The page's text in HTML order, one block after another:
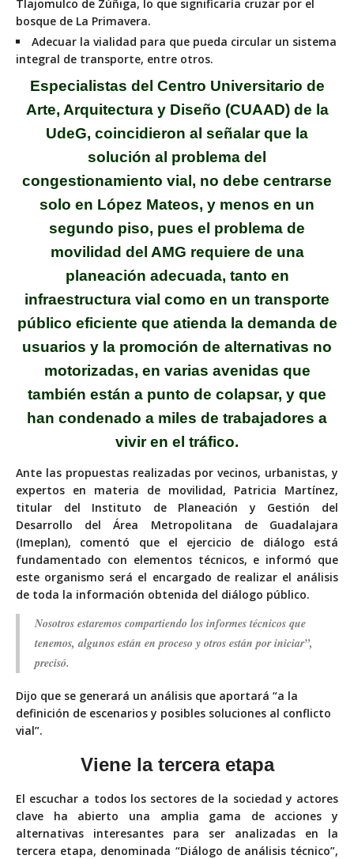
Tlajomulco de Zúñiga, lo que significaría cruzar por el
bosque de La Primavera.
Adecuar la vialidad para que pueda circular un sistema
integral de transporte, entre otros.
Especialistas del Centro Universitario de
Arte, Arquitectura y Diseño (CUAAD) de la
UdeG, coincidieron al señalar que la
solución al problema del
congestionamiento vial, no debe centrarse
solo en López Mateos, y menos en un
segundo piso, pues el problema de
movilidad del AMG requiere de una
planeación adecuada, tanto en
infraestructura vial como en un transporte
público eficiente que atienda la demanda de
usuarios y la promoción de alternativas no
motorizadas, en varias avenidas que
también están a punto de colapsar, y que
han condenado a miles de trabajadores a
vivir en el tráfico.
Ante las propuestas realizadas por vecinos, urbanistas, y
expertos en materia de movilidad, Patricia Martínez,
titular del Instituto de Planeación y Gestión del
Desarrollo del Área Metropolitana de Guadalajara
(Imeplan), comentó que el ejercicio de diálogo está
fundamentado con elementos técnicos, e informó que
este organismo será el encargado de realizar el análisis
de toda la información obtenida del diálogo público.
Nosotros estaremos compartiendo los informes técnicos que
tenemos, algunos están en proceso y otros están por iniciar”,
precisó.
Dijo que se generará un análisis que aportará “a la
definición de escenarios y posibles soluciones al conflicto
vial”.
Viene la tercera etapa
El escuchar a todos los sectores de la sociedad y actores
clave ha abierto una amplia gama de acciones y
alternativas interesantes para ser analizadas en la
tercera etapa, denominada “Diálogo de análisis técnico”,